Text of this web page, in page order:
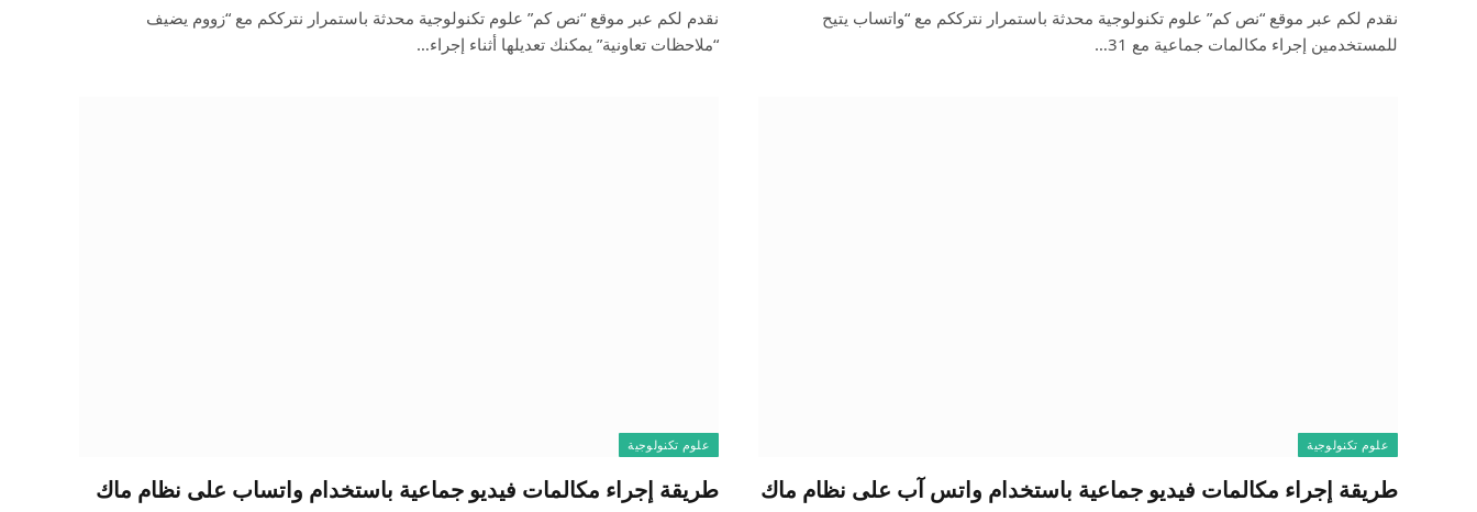
نقدم لكم عبر موقع “نص كم” علوم تكنولوجية محدثة باستمرار نترككم مع “واتساب يتيح
للمستخدمين إجراء مكالمات جماعية مع 31…
نقدم لكم عبر موقع “نص كم” علوم تكنولوجية محدثة باستمرار نترككم مع “زووم يضيف
“ملاحظات تعاونية” يمكنك تعديلها أثناء إجراء…
علوم تكنولوجية
طريقة إجراء مكالمات فيديو جماعية باستخدام واتس آب على نظام ماك
علوم تكنولوجية
طريقة إجراء مكالمات فيديو جماعية باستخدام واتساب على نظام ماك